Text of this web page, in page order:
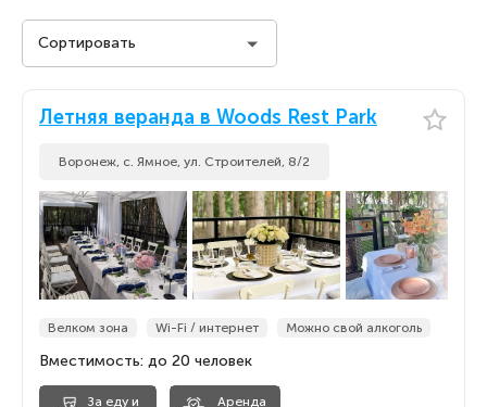
Сортировать
Стоимость на человека
По новизне
По новизне
Летняя веранда в Woods Rest Park
Воронеж, с. Ямное, ул. Строителей, 8/2
Велком зона Wi-Fi / интернет Можно свой алкоголь
Вместимость: до 20 человек
За еду и
Аренда